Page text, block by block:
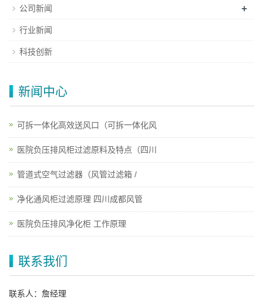
公司新闻 +
行业新闻
科技创新
新闻中心
可拆一体化高效送风口（可拆一体化风
医院负压排风柜过滤原料及特点（四川
管道式空气过滤器（风管过滤箱 /
净化通风柜过滤原理 四川成都风管
医院负压排风净化柜 工作原理
联系我们
联系人：詹经理